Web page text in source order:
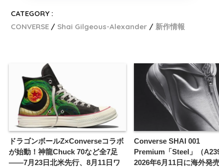
CATEGORY :
CONVERSE
Shai Gilgeous-Alexander 新作情報
ドラゴンボールZ×Converseコラボ
が始動！神龍Chuck 70など全7足
——7月23日北米先行、8月11日ワ
Converse SHAI 001
Premium「Steel」（
2026年6月11日に海外発